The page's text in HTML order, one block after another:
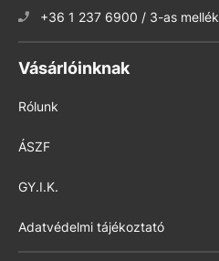
+36 1 237 6900 / 3-as mellék
Vásárlóinknak
Rólunk
ÁSZF
GY.I.K.
Adatvédelmi tájékoztató